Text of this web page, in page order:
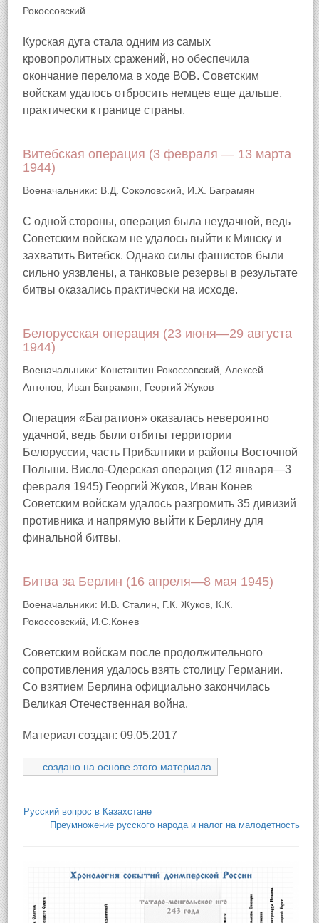
Рокоссовский
Курская дуга стала одним из самых
кровопролитных сражений, но обеспечила
окончание перелома в ходе ВОВ. Советским
войскам удалось отбросить немцев еще дальше,
практически к границе страны.
Витебская операция (3 февраля — 13 марта
1944)
Военачальники: В.Д. Соколовский, И.Х. Баграмян
С одной стороны, операция была неудачной, ведь
Советским войскам не удалось выйти к Минску и
захватить Витебск. Однако силы фашистов были
сильно уязвлены, а танковые резервы в результате
битвы оказались практически на исходе.
Белорусская операция (23 июня—29 августа
1944)
Военачальники: Константин Рокоссовский, Алексей
Антонов, Иван Баграмян, Георгий Жуков
Операция «Багратион» оказалась невероятно
удачной, ведь были отбиты территории
Белоруссии, часть Прибалтики и районы Восточной
Польши. Висло-Одерская операция (12 января—3
февраля 1945) Георгий Жуков, Иван Конев
Советским войскам удалось разгромить 35 дивизий
противника и напрямую выйти к Берлину для
финальной битвы.
Битва за Берлин (16 апреля—8 мая 1945)
Военачальники: И.В. Сталин, Г.К. Жуков, К.К.
Рокоссовский, И.С.Конев
Советским войскам после продолжительного
сопротивления удалось взять столицу Германии.
Со взятием Берлина официально закончилась
Великая Отечественная война.
Материал создан: 09.05.2017
создано на основе этого материала
Русский вопрос в Казахстане
Преумножение русского народа и налог на малодетность